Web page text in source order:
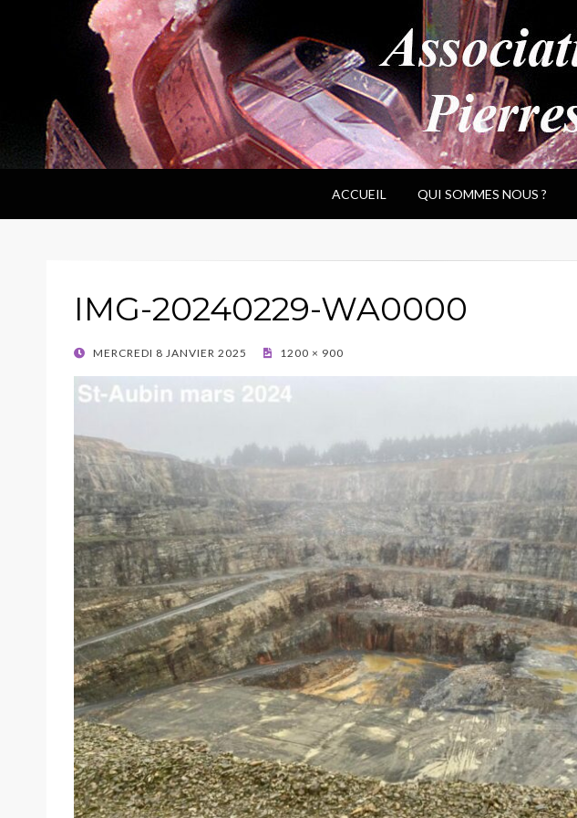
ANPF
Association Nantaise Pierres et Fossiles
ACCUEIL QUI SOMMES NOUS ?
IMG-20240229-WA0000
POSTED
MERCREDI 8 JANVIER 2025 1200 × 900